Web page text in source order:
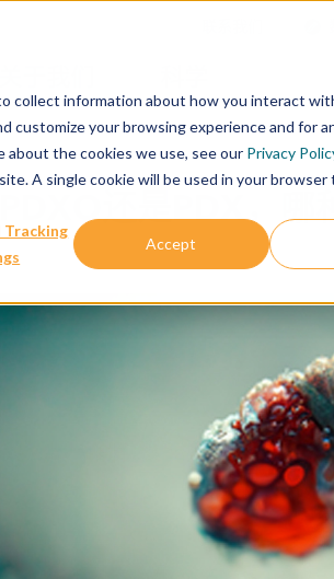
collect information about how you interact
customize your browsing experience and for
the cookies we use, see our Privacy
A single cookie will be used in your browser
Tracking
Accept
PDXO还是PDX，